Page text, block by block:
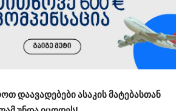
დაავადებები ასაკის მატებასთან